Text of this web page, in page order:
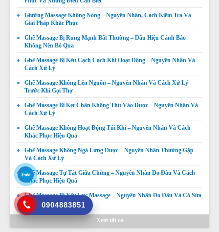
Giường Massage Không Nóng – Nguyên Nhân, Cách Kiểm Tra Và
Giải Pháp Khắc Phục
Ghế Massage Bị Rung Mạnh Bất Thường – Dấu Hiệu Cảnh Báo
Không Nên Bỏ Qua
Ghế Massage Bị Kêu Cạch Cạch Khi Hoạt Động – Nguyên Nhân Và
Cách Xử Lý
Ghế Massage Không Lên Nguồn – Nguyên Nhân Và Cách Xử Lý
Trước Khi Gọi Thợ
Ghế Massage Bị Kẹt Chân Không Thu Vào Được – Nguyên Nhân Và
Cách Xử Lý
Ghế Massage Không Hoạt Động Túi Khí – Nguyên Nhân Và Cách
Khắc Phục Hiệu Quả
Ghế Massage Không Ngả Lưng Được – Nguyên Nhân Thường Gặp
Và Cách Xử Lý
Ghế Massage Tự Tắt Giữa Chừng – Nguyên Nhân Do Đâu Và Cách
Khắc Phục Hiệu Quả
Ghế Massage Bị Yếu Lực Massage – Nguyên Nhân Do Đâu Và Có Sửa
Được Không?
Xem tất cả
Ghế Massage Không Quét Body Được – Nguyên Nhân,
Giá:Liên hệ
0904883851